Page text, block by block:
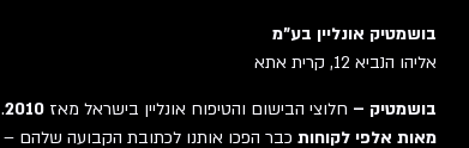
בושמטיק אונליין בע"מ
אליהו הנביא 12, קרית אתא
בושמטיק – חלוצי הבישום והטיפוח אונליין בישראל מאז 2010
.
מאות אלפי לקוחות כבר הפכו אותנו לכתובת הקבועה שלהם –